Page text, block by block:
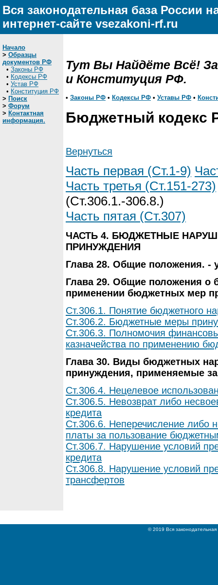
Вся законодательная база России
интернет-сайте vsezakoni-rf.ru
Начало
> Образцы
документов РФ
• Законы РФ
• Кодексы РФ
• Устав РФ
• Конституция РФ
> Поиск
> Форум
> Контактная
информация.
Тут Вы Найдёте Всё!
и Конституция РФ.
• Законы РФ • Кодексы РФ • Уставы РФ •
Бюджетный кодекс
Вернуться
Часть первая (Ст.1-9)
Часть третья (Ст.151-273)
(Ст.306.1.-306.8.)
Часть пятая (Ст.307)
ЧАСТЬ 4. БЮДЖЕТНЫЕ
ПРИНУЖДЕНИЯ
Глава 28. Общие положения. -
Глава 29. Общие положения о
применении бюджетных мер
Ст.306.1. Понятие бюджетного
Ст.306.2. Бюджетные меры
Ст.306.3. Полномочия
казначейства по применению
Глава 30. Виды бюджетных
принуждения, применяемые
Ст.306.4. Нецелевое
Ст.306.5. Невозврат либо
кредита
Ст.306.6. Неперечисление либо
платы за пользование
Ст.306.7. Нарушение условий
кредита
Ст.306.8. Нарушение условий
трансфертов
© 2019 Вся